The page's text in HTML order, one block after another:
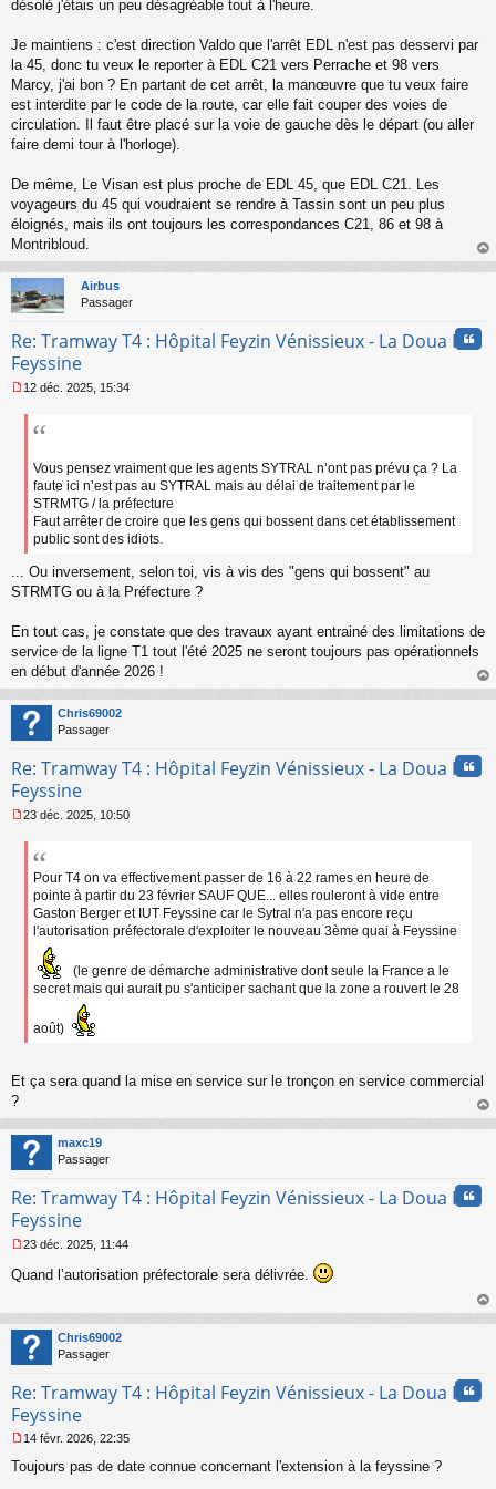
e
n
o
n
u
désolé j'étais un peu désagréable tout à l'heure.
Je maintiens : c'est direction Valdo que l'arrêt EDL n'est pas desservi par
la 45, donc tu veux le reporter à EDL C21 vers Perrache et 98 vers
Marcy, j'ai bon ? En partant de cet arrêt, la manœuvre que tu veux faire
est interdite par le code de la route, car elle fait couper des voies de
circulation. Il faut être placé sur la voie de gauche dès le départ (ou aller
faire demi tour à l'horloge).
De même, Le Visan est plus proche de EDL 45, que EDL C21. Les
voyageurs du 45 qui voudraient se rendre à Tassin sont un peu plus
éloignés, mais ils ont toujours les correspondances C21, 86 et 98 à
Montribloud.
au
Airbus
Passager
Re: Tramway T4 : Hôpital Feyzin Vénissieux - La Doua IUT
Feyssine
e
12 déc. 2025, 15:34
Vous pensez vraiment que les agents SYTRAL n’ont pas prévu ça ? La
faute ici n’est pas au SYTRAL mais au délai de traitement par le
STRMTG / la préfecture
Faut arrêter de croire que les gens qui bossent dans cet établissement
public sont des idiots.
... Ou inversement, selon toi, vis à vis des "gens qui bossent" au
STRMTG ou à la Préfecture ?
En tout cas, je constate que des travaux ayant entrainé des limitations de
service de la ligne T1 tout l'été 2025 ne seront toujours pas opérationnels
en début d'année 2026 !
au
Chris69002
Passager
Re: Tramway T4 : Hôpital Feyzin Vénissieux - La Doua IUT
Feyssine
e
23 déc. 2025, 10:50
Pour T4 on va effectivement passer de 16 à 22 rames en heure de
pointe à partir du 23 février SAUF QUE... elles rouleront à vide entre
Gaston Berger et IUT Feyssine car le Sytral n'a pas encore reçu
l'autorisation préfectorale d'exploiter le nouveau 3ème quai à Feyssine
(le genre de démarche administrative dont seule la France a le
secret mais qui aurait pu s'anticiper sachant que la zone a rouvert le 28
août)
Et ça sera quand la mise en service sur le tronçon en service commercial
?
au
maxc19
Passager
Re: Tramway T4 : Hôpital Feyzin Vénissieux - La Doua IUT
Feyssine
e
a
g
e
o
l
u
23 déc. 2025, 11:44
Quand l’autorisation préfectorale sera délivrée.
au
Chris69002
Passager
Re: Tramway T4 : Hôpital Feyzin Vénissieux - La Doua IUT
Feyssine
e
14 févr. 2026, 22:35
Toujours pas de date connue concernant l'extension à la feyssine ?